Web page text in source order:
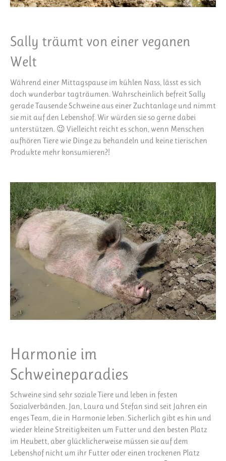
Sally träumt von einer veganen
Welt
Während einer Mittagspause im kühlen Nass, lässt es sich
doch wunderbar tagträumen. Wahrscheinlich befreit Sally
gerade Tausende Schweine aus einer Zuchtanlage und nimmt
sie mit auf den Lebenshof. Wir würden sie so gerne dabei
unterstützen. 😉 Vielleicht reicht es schon, wenn Menschen
aufhören Tiere wie Dinge zu behandeln und keine tierischen
Produkte mehr konsumieren?!
Harmonie im
Schweineparadies
Schweine sind sehr soziale Tiere und leben in festen
Sozialverbänden. Jan, Laura und Stefan sind seit Jahren ein
enges Team, die in Harmonie leben. Sicherlich gibt es hin und
wieder kleine Streitigkeiten um Futter und den besten Platz
im Heubett, aber glücklicherweise müssen sie auf dem
Lebenshof nicht um ihr Futter oder einen trockenen Platz